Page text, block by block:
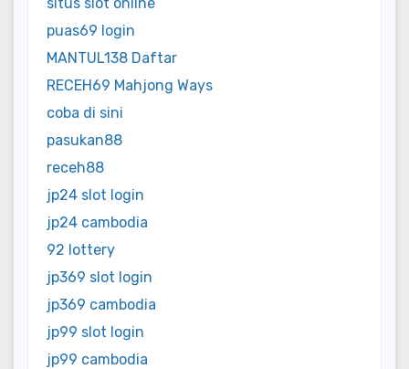
puas69 login
MANTUL138 Daftar
RECEH69 Mahjong Ways
coba di sini
pasukan88
receh88
jp24 slot login
jp24 cambodia
92 lottery
jp369 slot login
jp369 cambodia
jp99 slot login
jp99 cambodia